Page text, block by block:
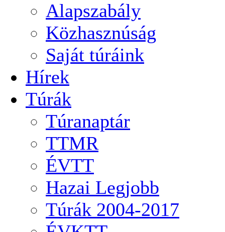
Alapszabály
Közhasznúság
Saját túráink
Hírek
Túrák
Túranaptár
TTMR
ÉVTT
Hazai Legjobb
Túrák 2004-2017